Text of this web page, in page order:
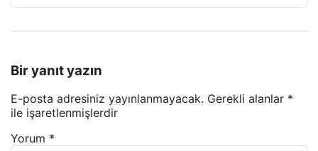
Bir yanıt yazın
E-posta adresiniz yayınlanmayacak. Gerekli alanlar *
ile işaretlenmişlerdir
Yorum *